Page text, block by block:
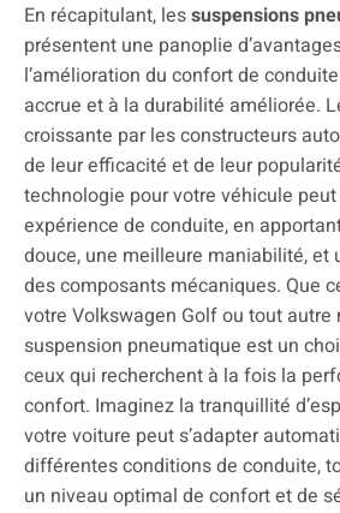
En récapitulant, lessuspensions
présentent une panoplie
l’amélioration du confort de
accrue et à la durabilité améliorée.
croissante par les constructeurs
de leur efficacité et de leur
technologie pour votre véhicule
expérience de conduite, en
douce, une meilleure maniabilité, et
des composants mécaniques. Que
votre Volkswagen Golf ou tout autre
suspension pneumatique est un
ceux qui recherchent à la fois la
confort. Imaginez la tranquillité
votre voiture peut s’adapter
différentes conditions de conduite,
un niveau optimal de confort et de